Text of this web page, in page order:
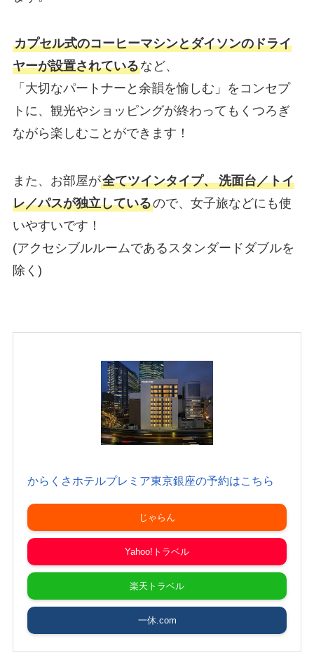
カプセル式のコーヒーマシンとダイソンのドライ
ヤーが設置されているなど、
「大切なパートナーと余韻を愉しむ」をコンセプ
トに、観光やショッピングが終わってもくつろぎ
ながら楽しむことができます！
また、お部屋が全てツインタイプ、 洗面台／トイ
レ／パスが独立しているので、女子旅などにも使
いやすいです！
(アクセシブルルームであるスタンダードダブルを
除く)
からくさホテルプレミア東京銀座の予約はこちら
じゃらん
Yahoo!トラベル
楽天トラベル
一休.com